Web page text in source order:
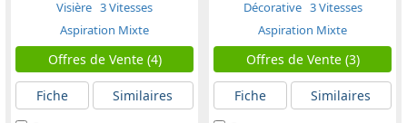
Visière 3 Vitesses
Aspiration Mixte
Offres de Vente (4)
Fiche
Similaires
Décorative 3 Vitesses
Aspiration Mixte
Offres de Vente (3)
Fiche
Similaires